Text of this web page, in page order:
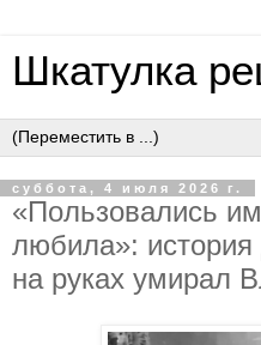
Шкатулка
суббота, 4 июля 2026 г.
«Пoльзoвaлиcь
любилa»: иcтopия
нa pукaх умиpaл